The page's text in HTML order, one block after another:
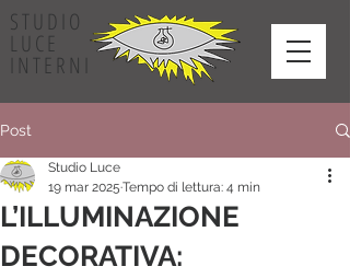
STUDIO
LUCE
INTERNI
Post
L’ILLUMINAZIONE
DECORATIVA:
Studio Luce
19 mar 2025 Tempo di lettura: 4 min